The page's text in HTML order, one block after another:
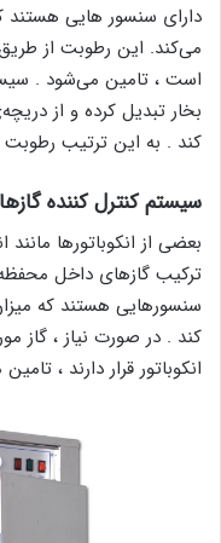
دارای سنسور هایی هستند
می‌کند. این رطوبت از
است ، تامین می‌شود .
بخار تبدیل کرده و از
کند . به این ترتیب
سیستم کنترل کننده گازها
بعضی از انکوباتورها
ترکیب گازهای داخل محفظه
سنسورهایی هستند که
کند . در صورت نیاز ، گاز
انکوباتور قرار دارند ،